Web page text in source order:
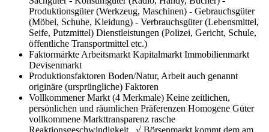
Produktionsgüter (Werkzeug, Maschinen) - Gebrauchsgüter
(Möbel, Schuhe, Kleidung) - Verbrauchsgüter (Lebensmittel,
Seife, Putzmittel) Dienstleistungen (Polizei, Gericht, Schule,
öffentliche Transportmittel etc.)
Faktormärkte Arbeitsmarkt Kapitalmarkt Immobilienmarkt
Devisenmarkt
Produktionsfaktoren Boden/Natur, Arbeit auch genannt
originäre (ursprüngliche) Faktoren
Vollkommener Markt (4 Merkmale) Keine zeitlichen,
persönlichen und räumlichen Präferenzen Homogene Güter
vollkommene Markttransparenz rasche
Reaktionsgeschwindigkeit √ Börsenmarkt kommt dem am